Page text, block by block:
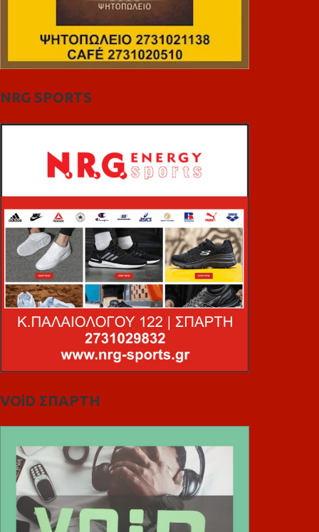
NRG SPORTS
VOiD ΣΠΑΡΤΗ